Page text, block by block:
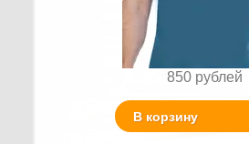
850 рублей
В корзину